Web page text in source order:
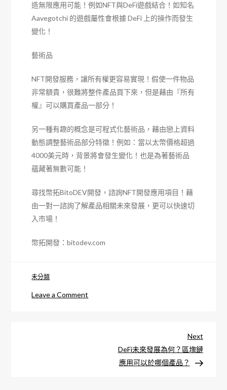
造無限應用可能！例如NFT與DeFi遊戲結合！如知名
Aavegotchi 的遊戲屬性會根據 DeFi 上的操作而發生
變化！
藝術品
NFT開發服務，讓所有權更容易實現！假使一件物品
非常額貴，很難將整件產品買下來，但是藉由『所有
權』可以購買產品一部分！
另一種有趣的概念是可程式化藝術品，藉由戀上資料
動態調整藝術品部分特徵！例如：當以太幣價格超過
4000美元時，背景將會發生變化！也是為著藝術品
蘊藏著無數可能！
尋找幣拓BitoDEV開發，諮詢NFT開發應用項目！藉
由一對一諮詢了解產品相關未來發展，更可以快速切
入市場！
幣拓開發：bitodev.com
未分類
Leave a Comment
Next
Post
Next
DeFi未來發展為何？區塊鏈
應用可以於哪個產品？